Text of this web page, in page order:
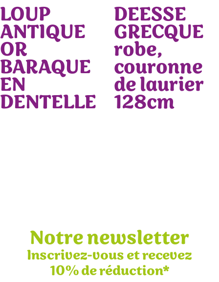
LOUP
ANTIQUE
OR
BARAQUE
EN
DENTELLE
DEESSE
GRECQUE
robe,
couronne
de laurier
128cm
Notre newsletter
Inscrivez-vous et recevez
10% de réduction*